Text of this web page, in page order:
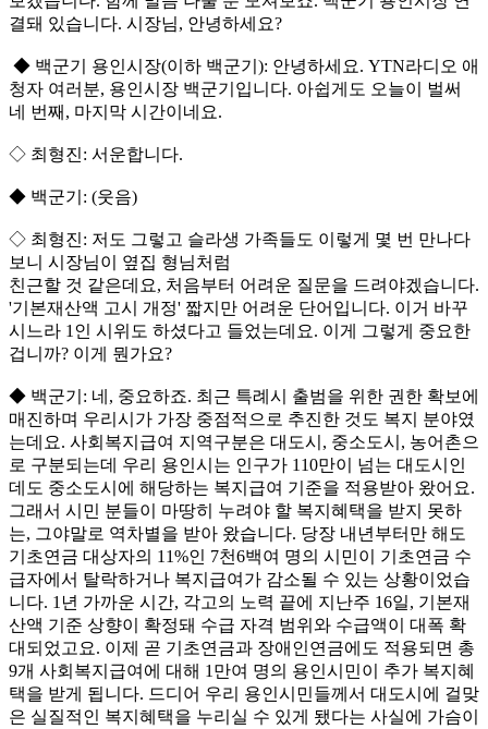
결돼 있습니다. 시장님, 안녕하세요?
◆ 백군기 용인시장(이하 백군기): 안녕하세요. YTN라디오 애
청자 여러분, 용인시장 백군기입니다. 아쉽게도 오늘이 벌써
네 번째, 마지막 시간이네요.
◇ 최형진: 서운합니다.
◆ 백군기: (웃음)
◇ 최형진: 저도 그렇고 슬라생 가족들도 이렇게 몇 번 만나다
보니 시장님이 옆집 형님처럼
친근할 것 같은데요, 처음부터 어려운 질문을 드려야겠습니다.
'기본재산액 고시 개정' 짧지만 어려운 단어입니다. 이거 바꾸
시느라 1인 시위도 하셨다고 들었는데요. 이게 그렇게 중요한
겁니까? 이게 뭔가요?
◆ 백군기: 네, 중요하죠. 최근 특례시 출범을 위한 권한 확보에
매진하며 우리시가 가장 중점적으로 추진한 것도 복지 분야였
는데요. 사회복지급여 지역구분은 대도시, 중소도시, 농어촌으
로 구분되는데 우리 용인시는 인구가 110만이 넘는 대도시인
데도 중소도시에 해당하는 복지급여 기준을 적용받아 왔어요.
그래서 시민 분들이 마땅히 누려야 할 복지혜택을 받지 못하
는, 그야말로 역차별을 받아 왔습니다. 당장 내년부터만 해도
기초연금 대상자의 11%인 7천6백여 명의 시민이 기초연금 수
급자에서 탈락하거나 복지급여가 감소될 수 있는 상황이었습
니다. 1년 가까운 시간, 각고의 노력 끝에 지난주 16일, 기본재
산액 기준 상향이 확정돼 수급 자격 범위와 수급액이 대폭 확
대되었고요. 이제 곧 기초연금과 장애인연금에도 적용되면 총
9개 사회복지급여에 대해 1만여 명의 용인시민이 추가 복지혜
택을 받게 됩니다. 드디어 우리 용인시민들께서 대도시에 걸맞
은 실질적인 복지혜택을 누리실 수 있게 됐다는 사실에 가슴이